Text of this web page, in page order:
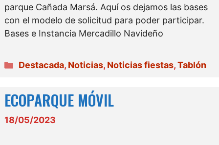
parque Cañada Marsá. Aquí os dejamos las bases
con el modelo de solicitud para poder participar.
Bases e Instancia Mercadillo Navideño
Categorías
Destacada, Noticias, Noticias fiestas,Tablón
ECOPARQUE MÓVIL
18/05/2023